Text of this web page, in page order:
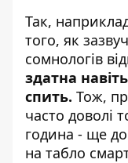
Так,
того, як
сомнологів
здатна
спить. Тож,
часто доволі
година - ще
на табло